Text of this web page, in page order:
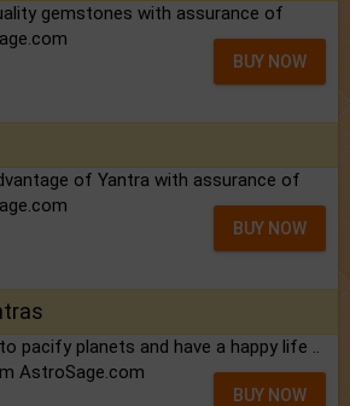
gemstones with assurance of
BUY NOW
of Yantra with assurance of
BUY NOW
pacify planets and have a happy life ..
AstroSage.com
BUY NOW